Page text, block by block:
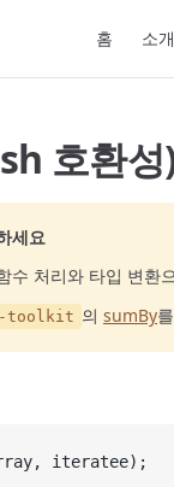
홈 소개
호환성
세요
수 처리와 타입 변환
toolkit 의 sumBy
iteratee);